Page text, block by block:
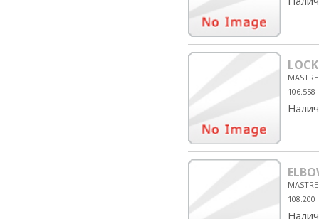
106.558
108.200